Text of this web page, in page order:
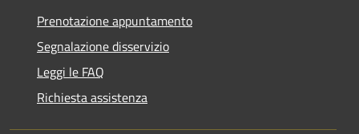
Prenotazione appuntamento
Segnalazione disservizio
Leggi le FAQ
Richiesta assistenza